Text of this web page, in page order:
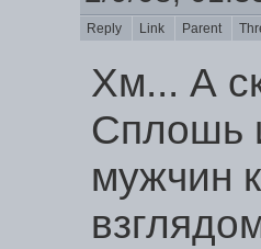
Reply Link Parent
Хм... А
Сплошь
мужчин